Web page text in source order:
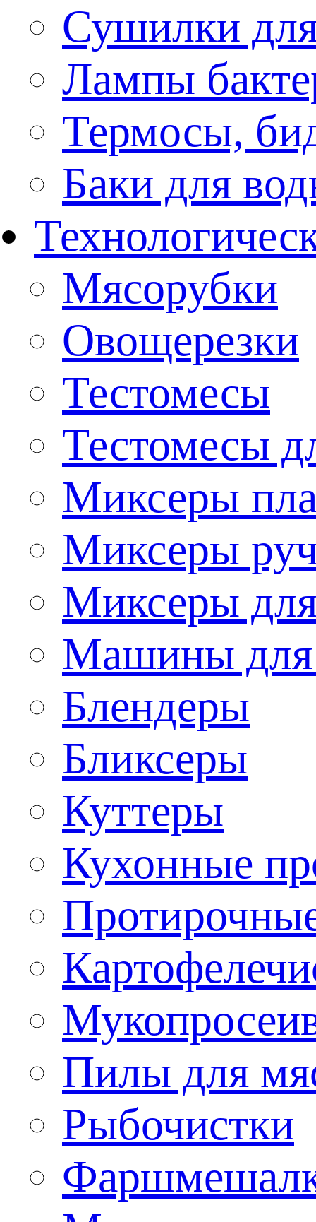
Сушилки
Лампы
Термосы,
Баки для
Мясорубки
Овощерезки
Тестомесы
Тестомесы
Миксеры
Миксеры
Миксеры
Машины для
Блендеры
Бликсеры
Куттеры
Кухонные
Пилы для
Рыбочистки